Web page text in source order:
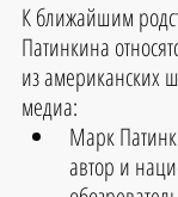
К ближайшим
Патинкина
из американских
медиа:
Марк
автор и